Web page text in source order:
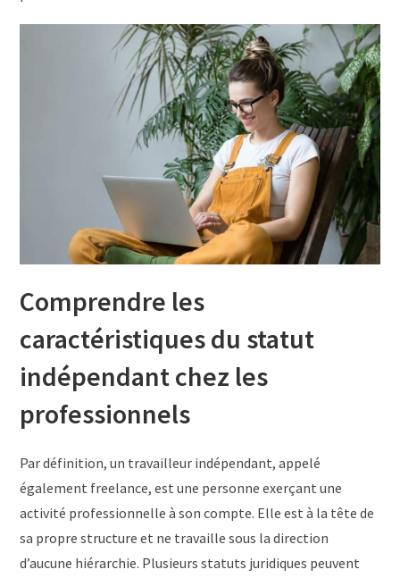
Comprendre les
caractéristiques du statut
indépendant chez les
professionnels
Par définition, un travailleur indépendant, appelé
également freelance, est une personne exerçant une
activité professionnelle à son compte. Elle est à la tête de
sa propre structure et ne travaille sous la direction
d’aucune hiérarchie. Plusieurs statuts juridiques peuvent